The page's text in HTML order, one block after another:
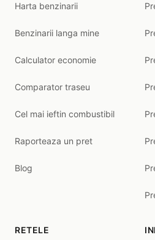
Harta benzinarii
Benzinarii langa mine
Calculator economie
Comparator traseu
Cel mai ieftin combustibil
Raporteaza un pret
Blog
RETELE